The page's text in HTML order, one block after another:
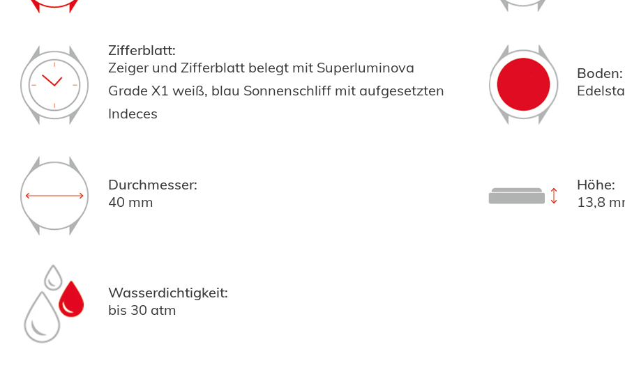
Zifferblatt:
Zeiger und Zifferblatt belegt mit Superluminova
Grade X1 weiß, blau Sonnenschliff mit aufgesetzten
Indeces
Boden:
Durchmesser:
40 mm
Höhe:
13,8
Wasserdichtigkeit:
bis 30 atm